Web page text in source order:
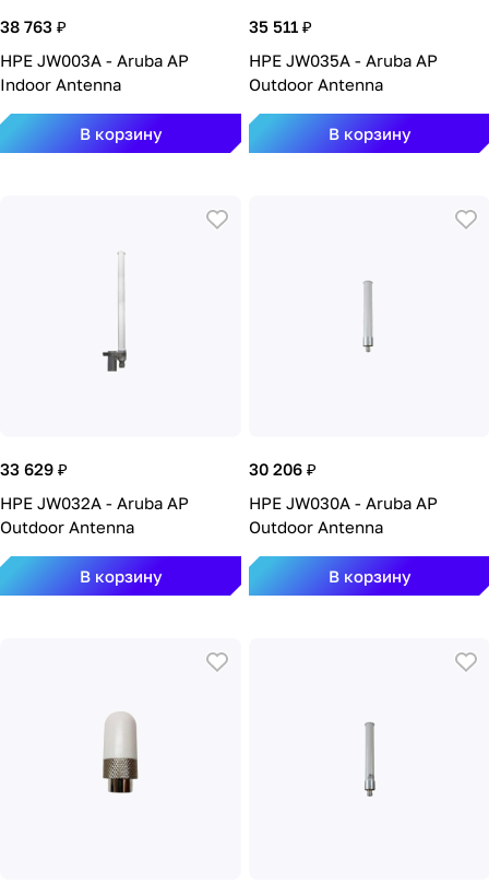
38 763 ₽
HPE JW003A - Aruba AP
Indoor Antenna
В корзину
35 511 ₽
HPE JW035A - Aruba AP
Outdoor Antenna
В корзину
33 629 ₽
HPE JW032A - Aruba AP
Outdoor Antenna
В корзину
30 206 ₽
HPE JW030A - Aruba AP
Outdoor Antenna
В корзину